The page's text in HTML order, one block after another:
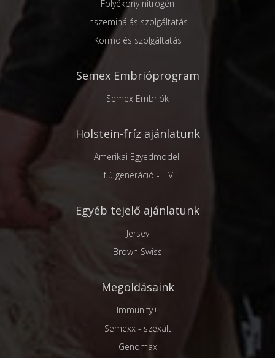
Folyékony nitrogén
Inszeminálás szolgáltatás
Körmölés szolgáltatás
Semex Embrióprogram
Semex Embriók
Holstein-fríz ajánlatunk
Amerikai Egyedmodell
Ifjú generáció - ITV
Egyéb tejelő ajánlatunk
Jersey
Brown Swiss
Megoldásaink
Immunity+
Semexx - szexált
Genomax